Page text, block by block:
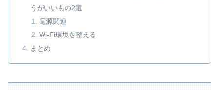
うがいいもの2選
電源関連
Wi-Fi環境を整える
まとめ